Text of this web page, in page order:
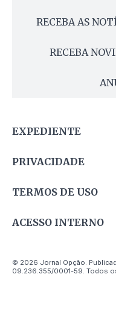
RECEBA AS
RECEBA
EXPEDIENTE
PRIVACIDADE
TERMOS DE USO
ACESSO INTERNO
© 2026 Jornal Opção.
09.236.355/0001-59. Todos